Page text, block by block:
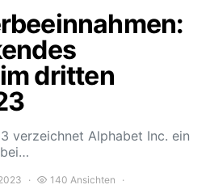
dritten
verzeichnet Alphabet Inc. ein
140 Ansichten